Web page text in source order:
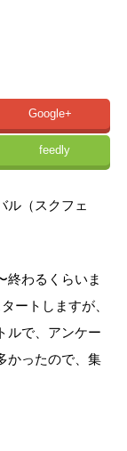
Google+
feedly
ル（スクフェ
終わるくらいま
ートしますが、
ルで、アンケー
かったので、集